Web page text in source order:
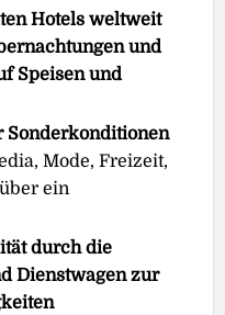
Hotels weltweit
und
Speisen und
Mode, Freizeit,
ein
durch die
Dienstwagen zur